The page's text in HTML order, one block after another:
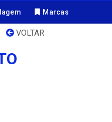
Marcas
VOLTAR